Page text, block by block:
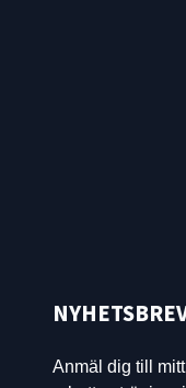
Anmäl dig till